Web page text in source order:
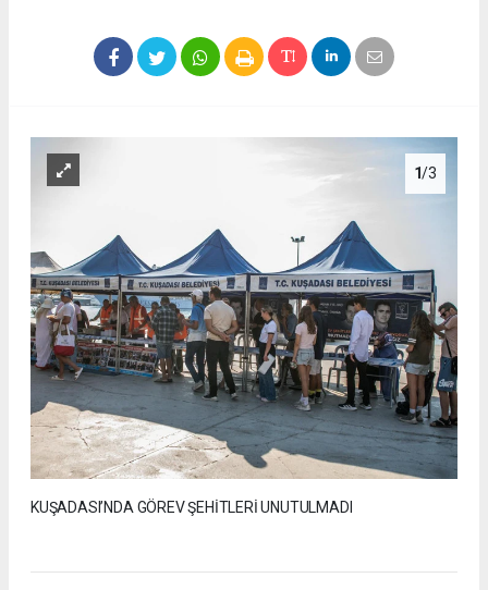
1/3
KUŞADASI’NDA GÖREV ŞEHİTLERİ UNUTULMADI